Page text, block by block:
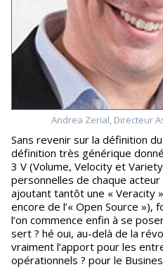
Andrea Zerial, Directeur
Sans revenir sur la définition du Big Data, que ce soit la
définition très générique
3 V (Volume, Velocity et
personnelles de chaque
ajoutant tantôt une « Veracity
encore de l’« Open Source
l’on commence enfin à se
sert ? hé oui, au-delà de la
vraiment l’apport pour les
opérationnels ? pour le